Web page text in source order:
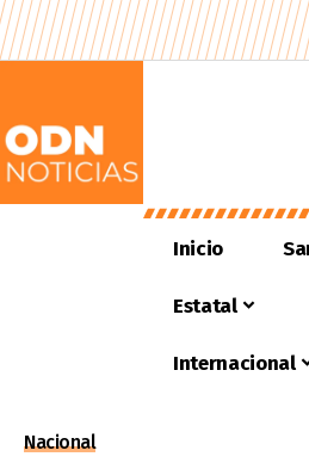
Inicio
Estatal
Internacional
Nacional